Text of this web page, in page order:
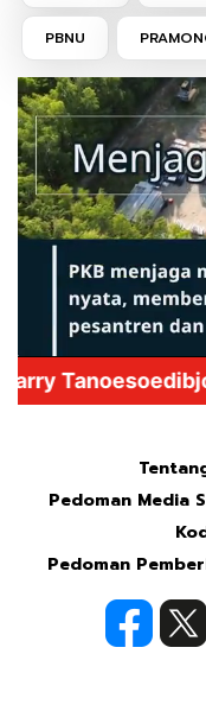
PBNU
Pedoman Media
Pedoman